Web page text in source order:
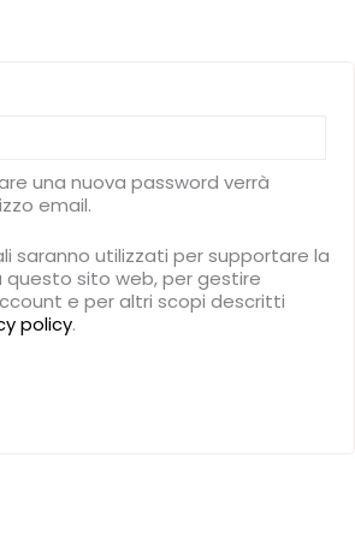
una nuova password verrà
email.
saranno utilizzati per supportare la
questo sito web, per gestire
e per altri scopi descritti
policy.